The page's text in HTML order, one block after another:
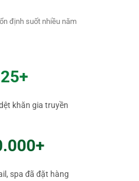
định suốt nhiều năm
25+
khăn gia truyền
spa đã đặt hàng